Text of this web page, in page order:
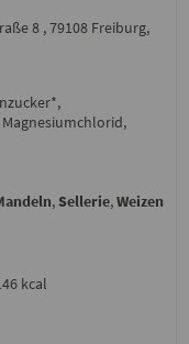
8 , 79108 Freiburg,
,Sellerie,Weizen
kcal